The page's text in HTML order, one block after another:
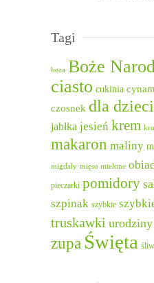
Tagi
beza Boże
ciasto cukinia
czosnek dla dzieci
jabłka jesień krem
makaron maliny
migdały mięso mielone
pieczarki pomidory
szpinak szybkie
truskawki urodziny
zupa Święta